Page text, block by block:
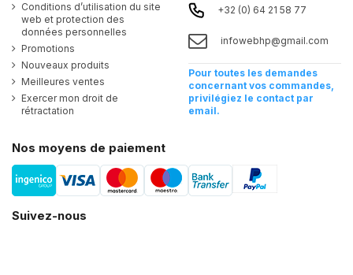
Conditions d’utilisation du site
web et protection des
données personnelles
Promotions
Nouveaux produits
Meilleures ventes
Exercer mon droit de
rétractation
+32 (0) 64 21 58 77
infowebhp@gmail.com
Pour toutes les demandes
concernant vos commandes,
privilégiez le contact par
email.
Nos moyens de paiement
Suivez-nous